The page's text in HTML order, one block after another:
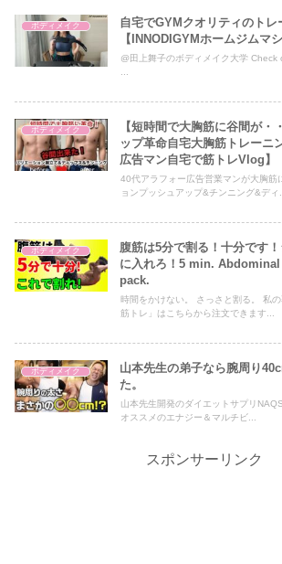
ボディメイク
自宅でGYMクオリティのトレ
【INNODIGYMホームジムマ
@田上舞子のボディメイク大学
ボディメイク
【短時間で大胸筋に谷間が・
ップ革命自宅大胸筋トレーニ
広告マン自宅で筋トレVlog】
40代アラフォー広告営業マンが大胸筋
ョンプッシュアップ&チンニング&ディ...
ボディメイク
腹筋は5分で割る！十分です
に入れろ！5 min.
pack.
時間をかけない。 さっさと割る。 私
筋トレ」はこちらから注文できます...
ボディメイク
山本先生の弟子なら腕周り
た。
山本先生開発のダイエットサプリ
オススメのエナジー＆マルチビ...
スポンサーリンク